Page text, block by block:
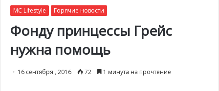
MC Lifestyle Горячие новости
Фонду принцессы Грейс
нужна помощь
16 сентября , 2016 72 1 минута на прочтение